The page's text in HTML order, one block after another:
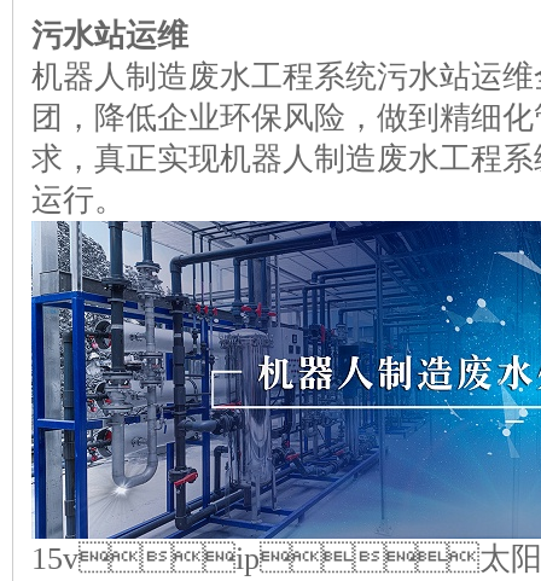
污水站运维
机器人制造废水工程系统污水站运维全权委
团，降低企业环保风险，做到精细
求，真正实现机器人制造废水工程
运行。
15vip太阳集